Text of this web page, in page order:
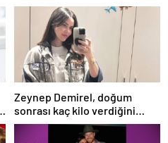
Zeynep Demirel, doğum
sonrası kaç kilo verdiğini
açıkladı